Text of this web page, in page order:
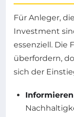
Für Anleger,
Investment
essenziell. Die
überfordern,
sich der